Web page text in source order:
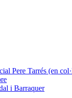
Pere Tarrés (en
i Barraquer